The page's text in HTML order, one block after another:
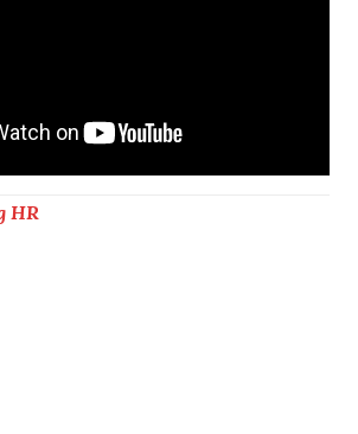
HR